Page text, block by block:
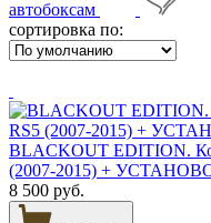
автобоксам
сортировка по:
BLACKOUT EDITION.
(2007-2015) +
8 500 руб.